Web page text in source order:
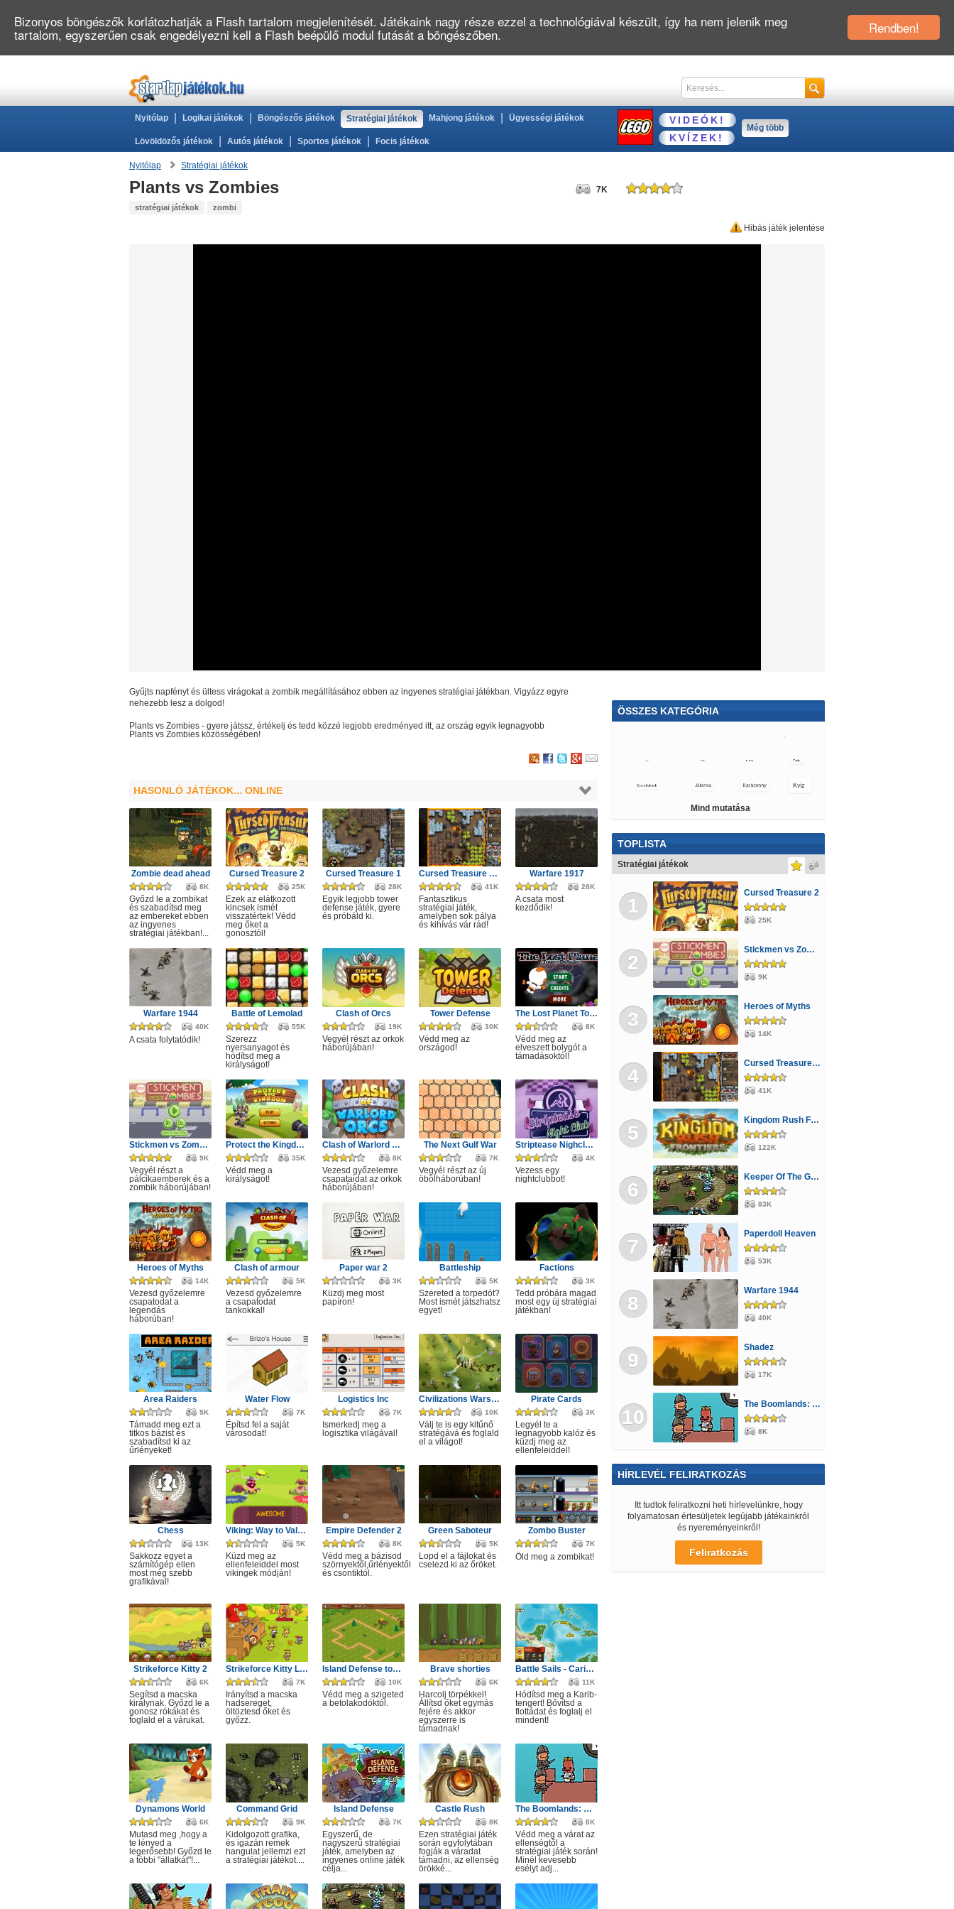
Nyitólap Logikai játékok Böngészős játékok Stratégiai játékok Mahjong játékok Ügyességi játékok
Lövöldözős játékok Autós játékok Sportos játékok Focis játékok
VIDEÓK!
KVÍZEK!
Még több
Nyitólap Stratégiai játékok
Plants vs Zombies
stratégiai játékok zombi
7K
Hibás játék jelentése
Gyűjts napfényt és ültess virágokat a zombik megállításához ebben az ingyenes stratégiai játékban. Vigyázz egyre
nehezebb lesz a dolgod!
Plants vs Zombies - gyere játssz, értékelj és tedd közzé legjobb eredményed itt, az ország egyik legnagyobb
Plants vs Zombies közösségében!
HASONLÓ JÁTÉKOK... ONLINE
Zombie dead ahead
8K
Győzd le a zombikat
és szabadítsd meg
az embereket ebben
az ingyenes
stratégiai játékban!...
Cursed Treasure 2
25K
Ezek az elátkozott
kincsek ismét
visszatértek! Védd
meg őket a
gonosztól!
Cursed Treasure 1
28K
Egyik legjobb tower
defense játék, gyere
és próbáld ki.
Cursed Treasure Level Pack
41K
Fantasztikus
stratégiai játék,
amelyben sok pálya
és kihívás vár rád!
Warfare 1917
28K
A csata most
kezdődik!
Warfare 1944
40K
A csata folytatódik!
Battle of Lemolad
55K
Szerezz
nyersanyagot és
hódítsd meg a
királyságot!
Clash of Orcs
19K
Vegyél részt az orkok
háborújában!
Tower Defense
30K
Védd meg az
országod!
The Lost Planet Tower Defense
8K
Védd meg az
elveszett bolygót a
támadásoktól!
Stickmen vs Zombies
9K
Vegyél részt a
pálcikaemberek és a
zombik háborújában!
Protect the Kingdom
35K
Védd meg a
királyságot!
Clash of Warlord Orcs
8K
Vezesd győzelemre
csapataidat az orkok
háborújában!
The Next Gulf War
7K
Vegyél részt az új
öbölháborúban!
Striptease Nighclub Manager
4K
Vezess egy
nightclubbot!
Heroes of Myths
14K
Vezesd győzelemre
csapatodat a
legendás
háborúban!
Clash of armour
5K
Vezesd győzelemre
a csapatodat
tankokkal!
Paper war 2
3K
Küzdj meg most
papíron!
Battleship
5K
Szereted a torpedót?
Most ismét játszhatsz
egyet!
Factions
3K
Tedd próbára magad
most egy új stratégiai
játékban!
Area Raiders
5K
Támadd meg ezt a
titkos bázist és
szabadítsd ki az
űrlényeket!
Water Flow
7K
Építsd fel a saját
városodat!
Logistics Inc
7K
Ismerkedj meg a
logisztika világával!
Civilizations Wars Master Edition
10K
Válj te is egy kitűnő
stratégává és foglald
el a világot!
Pirate Cards
3K
Legyél te a
legnagyobb kalóz és
küzdj meg az
ellenfeleiddel!
Chess
13K
Sakkozz egyet a
számítógép ellen
most még szebb
grafikával!
Viking: Way to Valhalla
5K
Küzd meg az
ellenfeleiddel most
vikingek módján!
Empire Defender 2
8K
Védd meg a bázisod
szörnyektől,űrlényektől
és csontiktól.
Green Saboteur
5K
Lopd el a fájlokat és
cselezd ki az őröket.
Zombo Buster
7K
Öld meg a zombikat!
Strikeforce Kitty 2
6K
Segítsd a macska
királynak. Győzd le a
gonosz rókákat és
foglald el a várukat.
Strikeforce Kitty Last Stand
7K
Irányítsd a macska
hadsereget,
öltöztesd őket és
győzz.
Island Defense tower
10K
Védd meg a szigeted
a betolakodóktól.
Brave shorties
6K
Harcolj törpékkel!
Állítsd őket egymás
fejére és akkor
egyszerre is
támadnak!
Battle Sails - Caribbean Heroes
11K
Hódítsd meg a Karib-
tengert! Bővítsd a
flottádat és foglalj el
mindent!
Dynamons World
6K
Mutasd meg ,hogy a
te lényed a
legerősebb! Győzd le
a többi "állatkát"!...
Command Grid
9K
Kidolgozott grafika,
és igazán remek
hangulat jellemzi ezt
a stratégiai játékot....
Island Defense
7K
Egyszerű, de
nagyszerű stratégiai
játék, amelyben az
ingyenes online játék
célja...
Castle Rush
8K
Ezen stratégiai játék
során egyfolytában
fogják a váradat
támadni, az ellenség
örökké...
The Boomlands: World Wars
8K
Védd meg a várat az
ellenségtől a
stratégiai játék során!
Minél kevesebb
esélyt adj...
ÖSSZES KATEGÓRIA
Öltöztetős
Mind mutatása
TOPLISTA
Stratégiai játékok
1
Cursed Treasure 2
25K
2
Stickmen vs Zombies
9K
3
Heroes of Myths
14K
4
Cursed Treasure Level Pack
41K
5
Kingdom Rush Frontiers
122K
6
Keeper Of The Grove 2
83K
7
Paperdoll Heaven
53K
8
Warfare 1944
40K
9
Shadez
17K
10
The Boomlands: World Wars
8K
HÍRLEVÉL FELIRATKOZÁS
Itt tudtok feliratkozni heti hírlevelünkre, hogy
folyamatosan értesüljetek legújabb játékainkról
és nyereményeinkről!
Feliratkozás
Rendben!
Bizonyos böngészők korlátozhatják a Flash tartalom megjelenítését. Játékaink nagy része ezzel a technológiával készült, így ha nem jelenik meg
tartalom, egyszerűen csak engedélyezni kell a Flash beépülő modul futását a böngészőben.